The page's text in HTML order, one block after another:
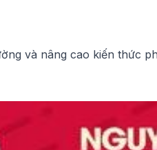
và nâng cao kiến thức